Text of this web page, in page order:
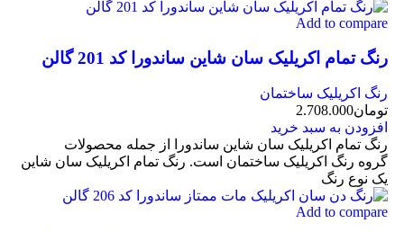
Add to compare
رنگ تمام اکریلیک سان شاین ساندورا کد 201 گالن
رنگ اکریلیک ساختمان
تومان2.708.000
افزودن به سبد خرید
رنگ تمام اکریلیک سان شاین ساندورا از جمله محصولات
گروه رنگ اکریلیک ساختمان است. رنگ تمام اکریلیک سان شاین
یک نوع رنگ
Add to compare